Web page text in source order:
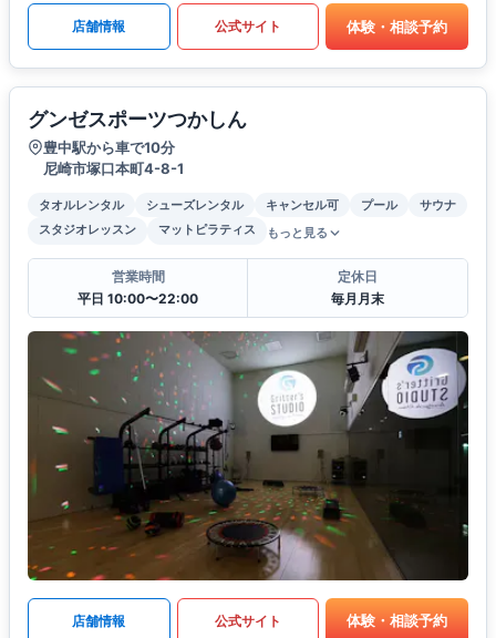
店舗情報 公式サイト 体験・相談予約
グンゼスポーツつかしん
豊中駅から車で10分
尼崎市塚口本町4-8-1
タオルレンタル シューズレンタル キャンセル可 プール
サウナ
スタジオレッスン
マットピラティス もっと見る
営業時間
平日 10:00〜22:00
定休日
毎月月末
店舗情報 公式サイト 体験・相談予約